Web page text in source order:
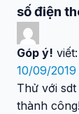
số điện
Góp ý! viết:
10/09/
Thử với
thành